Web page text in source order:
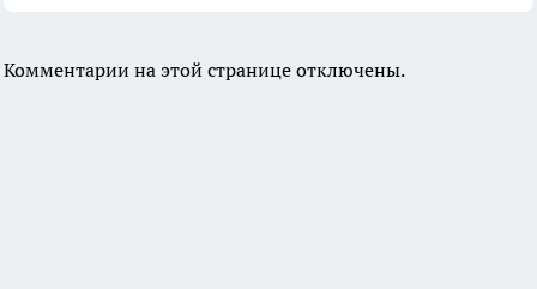
Комментарии на этой странице отключены.